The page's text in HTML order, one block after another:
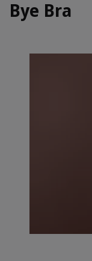
Bye Bra